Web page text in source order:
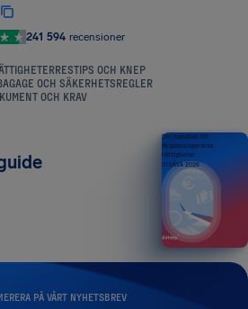
241 594 recensioner
RESTIPS OCH KNEP
OCH SÄKERHETSREGLER
OCH KRAV
PÅ VÅRT NYHETSBREV
Din handbok till
flygpassagerares
rättigheter
UTGÅVA 2026